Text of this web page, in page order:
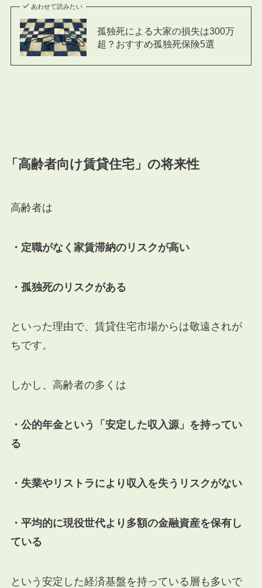
あわせて読みたい
孤独死による大家の損失は300万
超？おすすめ孤独死保険5選
「高齢者向け賃貸住宅」の将来性
高齢者は
・定職がなく家賃滞納のリスクが高い
・孤独死のリスクがある
といった理由で、賃貸住宅市場からは敬遠されが
ちです。
しかし、高齢者の多くは
・公的年金という「安定した収入源」を持ってい
る
・失業やリストラにより収入を失うリスクがない
・平均的に現役世代より多額の金融資産を保有し
ている
という安定した経済基盤を持っている層も多いで